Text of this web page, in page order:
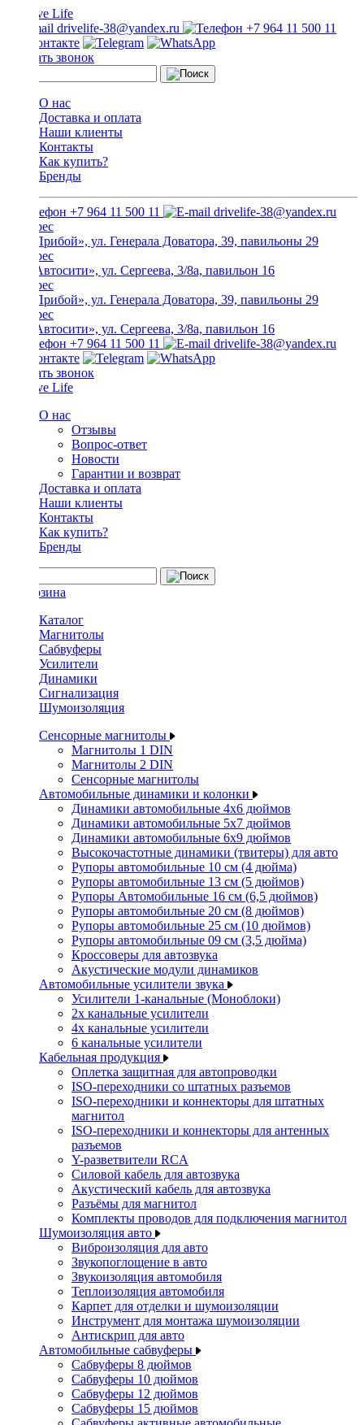
drivelife-38@yandex.ru +7 964 11 500 11
Заказать звонок
О нас
Доставка и оплата
Наши клиенты
Контакты
Как купить?
Бренды
+7 964 11 500 11 drivelife-38@yandex.ru
ТЦ «Прибой», ул. Генерала Доватора, 39, павильоны 29
ТЦ «Автосити», ул. Сергеева, 3/8а, павильон 16
ТЦ «Прибой», ул. Генерала Доватора, 39, павильоны 29
ТЦ «Автосити», ул. Сергеева, 3/8а, павильон 16
+7 964 11 500 11
drivelife-38@yandex.ru
Заказать звонок
О нас
Отзывы
Вопрос-ответ
Новости
Гарантии и возврат
Доставка и оплата
Наши клиенты
Контакты
Как купить?
Бренды
Каталог
Магнитолы
Сабвуферы
Усилители
Динамики
Сигнализация
Шумоизоляция
Сенсорные магнитолы
Магнитолы 1 DIN
Магнитолы 2 DIN
Сенсорные магнитолы
Автомобильные динамики и колонки
Динамики автомобильные 4x6 дюймов
Динамики автомобильные 5x7 дюймов
Динамики автомобильные 6x9 дюймов
Высокочастотные динамики (твитеры) для авто
Рупоры автомобильные 10 см (4 дюйма)
Рупоры автомобильные 13 см (5 дюймов)
Рупоры Автомобильные 16 см (6,5 дюймов)
Рупоры автомобильные 20 см (8 дюймов)
Рупоры автомобильные 25 см (10 дюймов)
Рупоры автомобильные 09 см (3,5 дюйма)
Кроссоверы для автозвука
Акустические модули динамиков
Автомобильные усилители звука
Усилители 1-канальные (Моноблоки)
2х канальные усилители
4х канальные усилители
6 канальные усилители
Кабельная продукция
Оплетка защитная для автопроводки
ISO-переходники со штатных разъемов
ISO-переходники и коннекторы для штатных
магнитол
ISO-переходники и коннекторы для антенных
разъемов
Y-разветвители RCA
Силовой кабель для автозвука
Акустический кабель для автозвука
Разъёмы для магнитол
Комплекты проводов для подключения магнитол
Шумоизоляция авто
Виброизоляция для авто
Звукопоглощение в авто
Звукоизоляция автомобиля
Теплоизоляция автомобиля
Карпет для отделки и шумоизоляции
Инструмент для монтажа шумоизоляции
Антискрип для авто
Автомобильные сабвуферы
Сабвуферы 8 дюймов
Сабвуферы 10 дюймов
Сабвуферы 12 дюймов
Сабвуферы 15 дюймов